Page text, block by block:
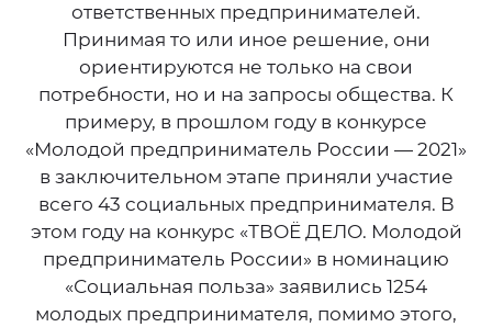
ответственных предпринимателей.
Принимая то или иное решение, они
ориентируются не только на свои
потребности, но и на запросы общества. К
примеру, в прошлом году в конкурсе
«Молодой предприниматель России — 2021»
в заключительном этапе приняли участие
всего 43 социальных предпринимателя. В
этом году на конкурс «ТВОЁ ДЕЛО. Молодой
предприниматель России» в номинацию
«Социальная польза» заявились 1254
молодых предпринимателя, помимо этого,